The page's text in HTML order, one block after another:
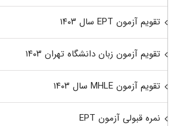
تقویم آزمون EPT سال ۱۴۰۳
تقویم آزمون زبان دانشگاه تهران ۱۴۰۳
تقویم آزمون MHLE سال ۱۴۰۳
نمره قبولی آزمون EPT